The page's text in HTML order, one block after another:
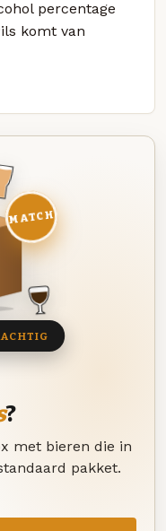
percentage
komt van
?
met bieren die in
pakket.
MATCH